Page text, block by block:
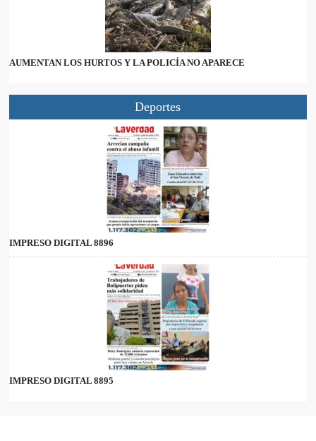
AUMENTAN LOS HURTOS Y LA POLICÍA NO APARECE
Deportes
IMPRESO DIGITAL 8896
IMPRESO DIGITAL 8895